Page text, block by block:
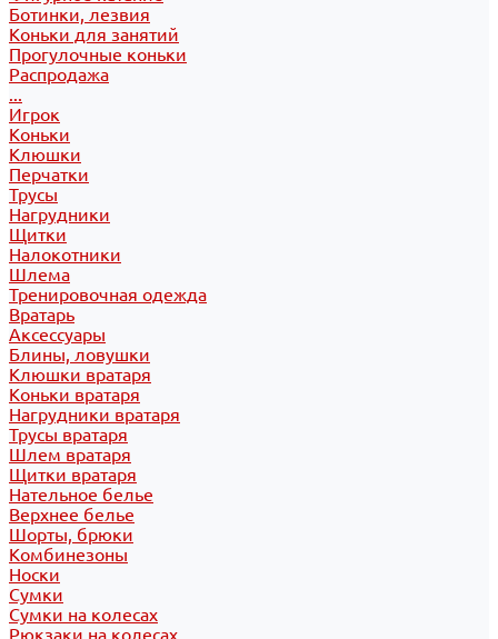
Ботинки, лезвия
Коньки для занятий
Прогулочные коньки
Распродажа
...
Игрок
Коньки
Клюшки
Перчатки
Трусы
Нагрудники
Щитки
Налокотники
Шлема
Тренировочная одежда
Вратарь
Аксессуары
Блины, ловушки
Клюшки вратаря
Коньки вратаря
Нагрудники вратаря
Трусы вратаря
Шлем вратаря
Щитки вратаря
Нательное белье
Верхнее белье
Шорты, брюки
Комбинезоны
Носки
Сумки
Сумки на колесах
Рюкзаки на колесах